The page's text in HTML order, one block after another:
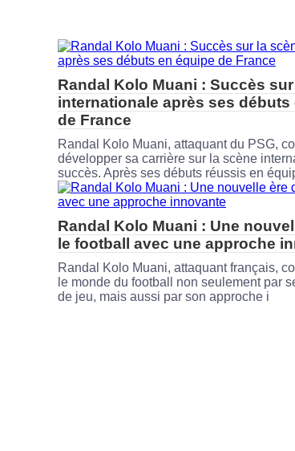
Randal Kolo Muani : Succès
internationale après ses débuts
de France
Randal Kolo Muani, attaquant du PSG,
développer sa carrière sur la scène
succès. Après ses débuts réussis en
Randal Kolo Muani : Une
le football avec une approche
Randal Kolo Muani, attaquant français,
le monde du football non seulement par
de jeu, mais aussi par son approche i